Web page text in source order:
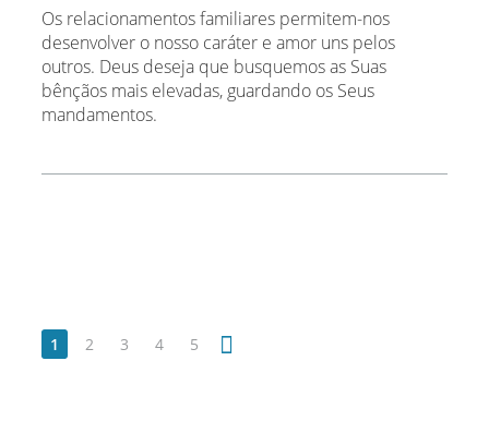
Os relacionamentos familiares permitem-nos
desenvolver o nosso caráter e amor uns pelos
outros. Deus deseja que busquemos as Suas
bênçãos mais elevadas, guardando os Seus
mandamentos.
1 2 3 4 5